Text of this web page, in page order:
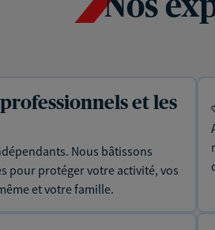
Nos
et les
Nous bâtissons
pour protéger votre activité, vos
et votre famille.